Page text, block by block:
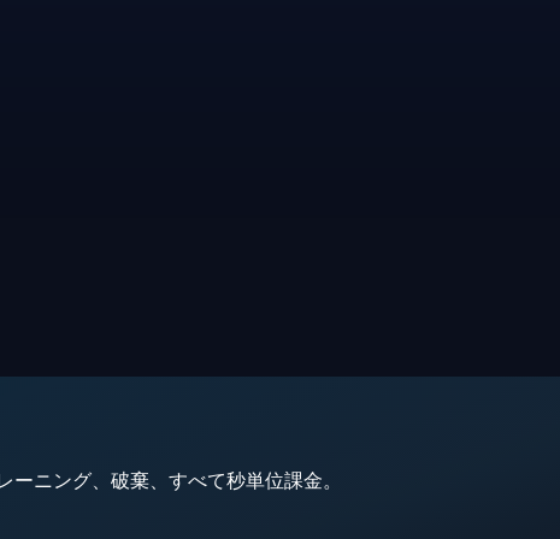
ニング、破棄、すべて秒単位課金。